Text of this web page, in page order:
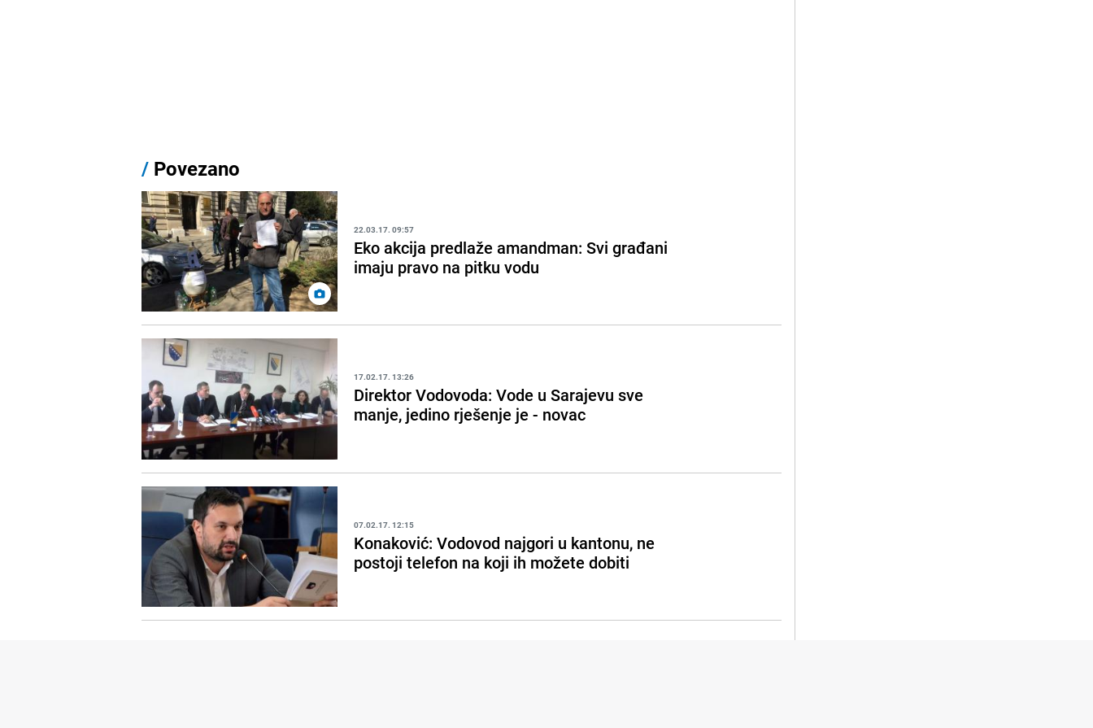
/ Povezano
22.03.17. 09:57
Eko akcija predlaže amandman: Svi građani
imaju pravo na pitku vodu
17.02.17. 13:26
Direktor Vodovoda: Vode u Sarajevu sve
manje, jedino rješenje je - novac
07.02.17. 12:15
Konaković: Vodovod najgori u kantonu, ne
postoji telefon na koji ih možete dobiti